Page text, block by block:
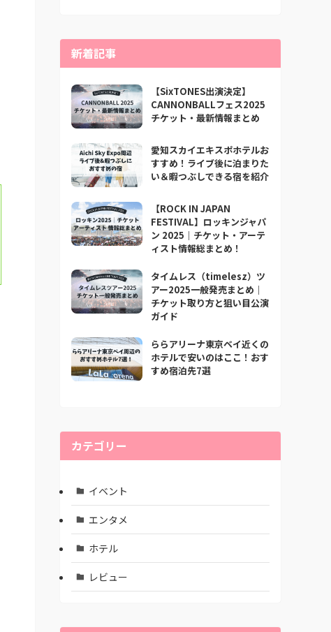
新着記事
【SixTONES出演決定】
CANNONBALLフェス2025
チケット・最新情報まとめ
愛知スカイエキスポホテルお
すすめ！ライブ後に泊まりた
い＆暇つぶしできる宿を紹介
【ROCK IN JAPAN
FESTIVAL】ロッキンジャパ
ン 2025｜チケット・アーテ
ィスト情報総まとめ！
タイムレス（timelesz）ツ
アー2025一般発売まとめ｜
チケット取り方と狙い目公演
ガイド
ららアリーナ東京ベイ近くの
ホテルで安いのはここ！おす
すめ宿泊先7選
カテゴリー
イベント
エンタメ
ホテル
レビュー